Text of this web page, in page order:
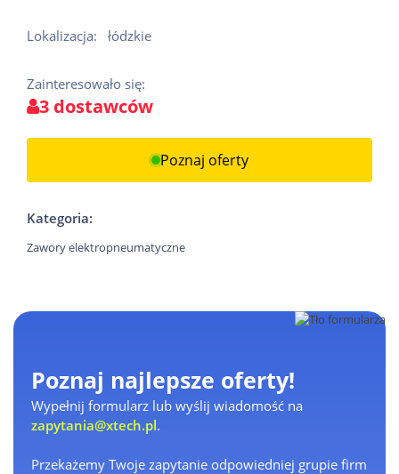
Lokalizacja: łódzkie
Zainteresowało się:
3 dostawców
Poznaj oferty
Kategoria:
Zawory elektropneumatyczne
Poznaj najlepsze oferty!
Wypełnij formularz lub wyślij wiadomość na
zapytania@xtech.pl.
Przekażemy Twoje zapytanie odpowiedniej grupie firm